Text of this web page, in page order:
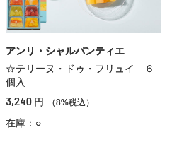
アンリ・シャルパンティエ
☆テリーヌ・ドゥ・フリュイ ６
個入
3,240 円 （8%税込）
在庫：○